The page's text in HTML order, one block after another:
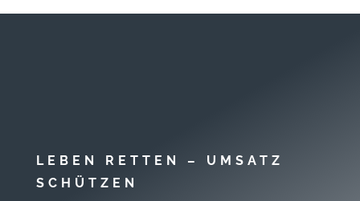
LEBEN RETTEN – UMSATZ
SCHÜTZEN